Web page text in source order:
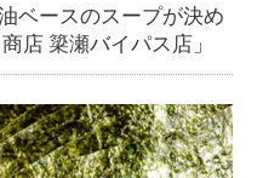
ベースのスープが決め
店 簗瀬バイパス店」